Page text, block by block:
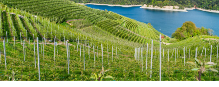
L
T
S
P
R
I
N